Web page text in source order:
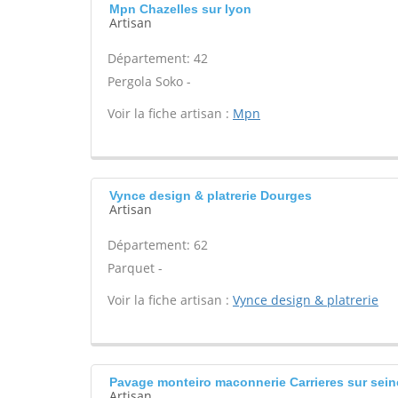
Mpn Chazelles sur lyon
Artisan
Département: 42
Pergola Soko -
Voir la fiche artisan : Mpn
Vynce design & platrerie Dourges
Artisan
Département: 62
Parquet -
Voir la fiche artisan : Vynce design & platrerie
Pavage monteiro maconnerie Carrieres sur